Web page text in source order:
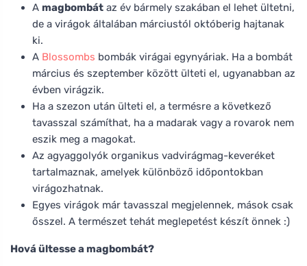
A magbombát az év bármely szakában el lehet ültetni,
de a virágok általában márciustól októberig hajtanak
ki.
A Blossombs bombák virágai egynyáriak. Ha a bombát
március és szeptember között ülteti el, ugyanabban az
évben virágzik.
Ha a szezon után ülteti el, a termésre a következő
tavasszal számíthat, ha a madarak vagy a rovarok nem
eszik meg a magokat.
Az agyaggolyók organikus vadvirágmag-keveréket
tartalmaznak, amelyek különböző időpontokban
virágozhatnak.
Egyes virágok már tavasszal megjelennek, mások csak
ősszel. A természet tehát meglepetést készít önnek :)
Hová ültesse a magbombát?